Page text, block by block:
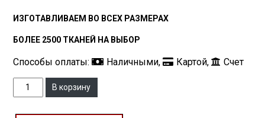
ИЗГОТАВЛИВАЕМ ВО ВСЕХ РАЗМЕРАХ
БОЛЕЕ 2500 ТКАНЕЙ НА ВЫБОР
Способы оплаты: Наличными, Картой, Счет
КоличествоВ корзину